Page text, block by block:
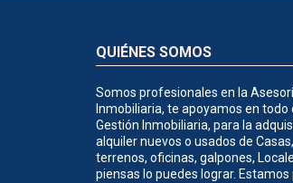
QUIÉNES SOMOS
Somos profesionales en la
Inmobiliaria, te apoyamos en todo
Gestión Inmobiliaria, para la
alquiler nuevos o usados de
terrenos, oficinas, galpones,
piensas lo puedes lograr. Estamos